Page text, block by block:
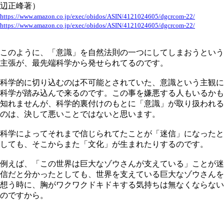
辺正峰著）
https://www.amazon.co.jp/exec/obidos/ASIN/4121024605/dgcrcom-22/
https://www.amazon.co.jp/exec/obidos/ASIN/4121024605/dgcrcom-22/
このように、「意識」を自然法則の一つにしてしまおうという
主張が、最先端科学から発せられてるのです。
科学的に切り込むのは不可能とされていた、意識という主観に
科学が踏み込んで来るのです。この事を嫌悪する人もいるかも
知れませんが、科学的裏付けのもとに「意識」が取り扱われる
のは、決して悪いことではないと思います。
科学によってそれまで信じられてたことが「迷信」になったと
しても、そこからまた「文化」が生まれたりするのです。
例えば、「この世界は巨大なゾウさんが支えている」ことが迷
信だと分かったとしても、世界を支えている巨大なゾウさんを
想う時に、胸がワクワクドキドキする気持ちは無なくならない
のですから。